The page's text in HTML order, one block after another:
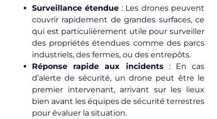
Surveillance étendue : Les drones peuvent
couvrir rapidement de grandes surfaces, ce
qui est particulièrement utile pour surveiller
des propriétés étendues comme des parcs
industriels, des fermes, ou des entrepôts.
Réponse rapide aux incidents : En cas
d’alerte de sécurité, un drone peut être le
premier intervenant, arrivant sur les lieux
bien avant les équipes de sécurité terrestres
pour évaluer la situation.